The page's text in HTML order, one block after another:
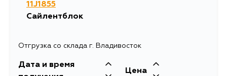
11J1855
Сайлентблок
Отгрузка со склада г. Владивосток
Дата и время
Цена